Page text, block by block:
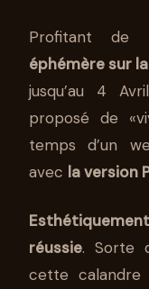
Profitant de
éphémère sur
jusqu’au 4
proposé de
temps d’un
avec la version
réussie. Sorte
cette calandre